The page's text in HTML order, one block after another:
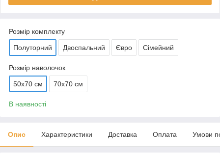
Розмір комплекту
Полуторний Двоспальний Євро Сімейний
Розмір наволочок
50х70 см 70х70 см
В наявності
Опис Характеристики Доставка Оплата Умови